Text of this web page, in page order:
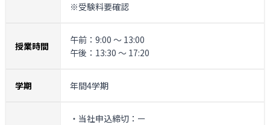
※受験料要確認
授業時間
午前：9:00 ～ 13:00
午後：13:30 ～ 17:20
学期 年間4学期
・当社申込締切：ー